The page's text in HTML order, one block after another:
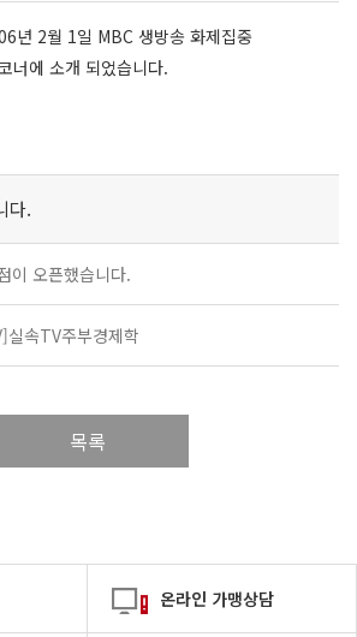
년 2월 1일 MBC 생방송 화제집중
너에 소개 되었습니다.
다.
이 오픈했습니다.
속TV주부경제학
목록
온라인 가맹상담